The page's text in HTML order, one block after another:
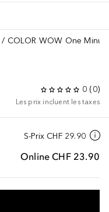
COLOR WOW One
0 (0)
Les prix incluent les taxes
S-Prix CHF 29.90
Online CHF 23.90